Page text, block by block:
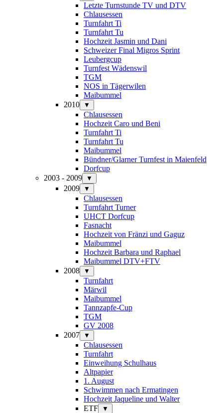
Letzte Turnstunde TV und DTV
Chlausessen
Turnfahrt Ti
Turnfahrt Tu
Hochzeit Jasmin und Dani
Schweizer Final Migros Sprint
Leubergcup
Turnfest Wädenswil
TGM
NOS in Tägerwilen
Maibummel
2010
▼
Chlausessen
Hochzeit Caro und Beni
Turnfahrt Ti
Turnfahrt Tu
Maibummel
Bündner/Glarner Turnfest in Maienfeld
Dorfcup
2003 - 2009
▼
2009 ▼
Chlausessen
Turnfahrt Turner
UHCT Dorfcup
Fasnacht
Hochzeit von Fränzi und Gaguz
Maibummel
Hochzeit Barbara und Raphael
Maibummel DTV+FTV
2008
▼
Turnfahrt
Märwil
Maibummel
Tannzapfe-Cup
TGM
GV 2008
2007
▼
Chlausessen
Turnfahrt
Einweihung Schulhaus
Altpapier
1. August
Schwimmen nach Ermatingen
Hochzeit Jaqueline und Walter
ETF
▼